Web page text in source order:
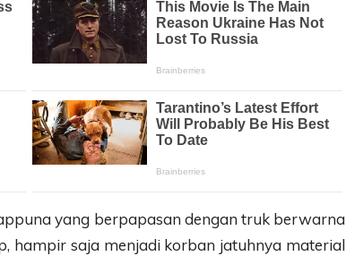
yang berpapasan dengan truk berwarna
hampir saja menjadi korban jatuhnya material